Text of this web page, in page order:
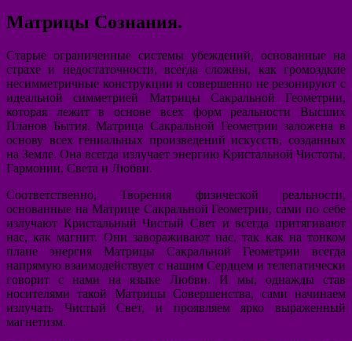
Матрицы Сознания.
Старые ограниченные системы убеждений, основанные на
страхе и недостаточности, всегда сложны, как громоздкие
несимметричные конструкции и совершенно не резонируют с
идеальной симметрией Матрицы Сакральной Геометрии,
которая лежит в основе всех форм реальности Высших
Планов Бытия. Матрица Сакральной Геометрии заложена в
основу всех гениальных произведений искусств, созданных
на Земле. Она всегда излучает энергию Кристальной Чистоты,
Гармонии, Света и Любви.
Соответственно, Творения физической реальности,
основанные на Матрице Сакральной Геометрии, сами по себе
излучают Кристальный Чистый Свет и всегда притягивают
нас, как магнит. Они завораживают нас, так как на тонком
плане энергия Матрицы Сакральной Геометрии всегда
напрямую взаимодействует с нашим Сердцем и телепатически
говорит с нами на языке Любви. И мы, однажды став
носителями такой Матрицы Совершенства, сами начинаем
излучать Чистый Свет, и проявляем ярко выраженный
магнетизм.